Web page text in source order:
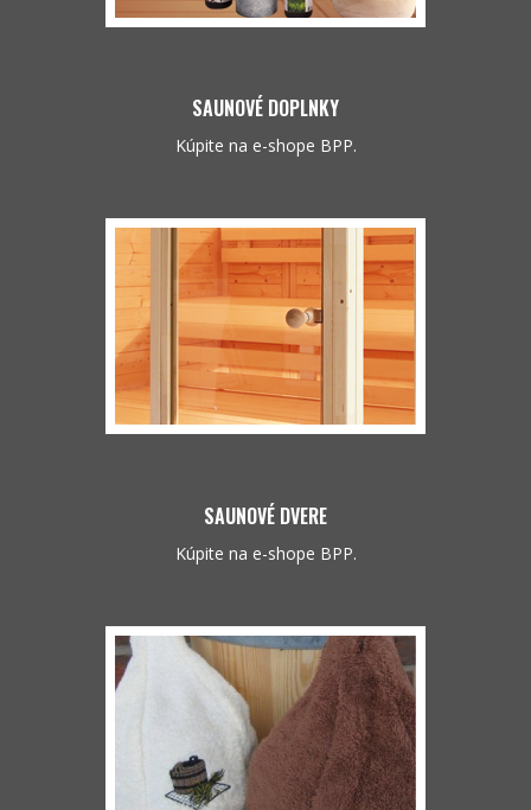
SAUNOVÉ DOPLNKY
Kúpite na e-shope BPP.
SAUNOVÉ DVERE
Kúpite na e-shope BPP.